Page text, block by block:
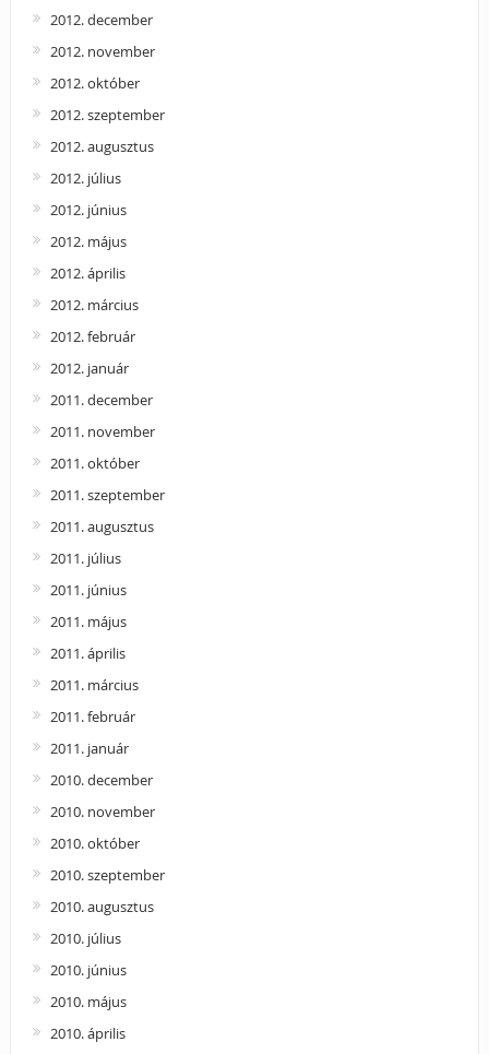
2012. december
2012. november
2012. október
2012. szeptember
2012. augusztus
2012. július
2012. június
2012. május
2012. április
2012. március
2012. február
2012. január
2011. december
2011. november
2011. október
2011. szeptember
2011. augusztus
2011. július
2011. június
2011. május
2011. április
2011. március
2011. február
2011. január
2010. december
2010. november
2010. október
2010. szeptember
2010. augusztus
2010. július
2010. június
2010. május
2010. április